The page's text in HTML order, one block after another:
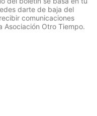
comunicaciones
Asociación Otro Tiempo.